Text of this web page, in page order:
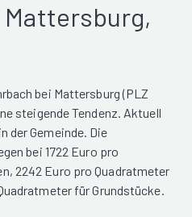
bei Mattersburg (PLZ
steigende Tendenz. Aktuell
der Gemeinde. Die
bei 1722 Euro pro
2242 Euro pro Quadratmeter
für Grundstücke.